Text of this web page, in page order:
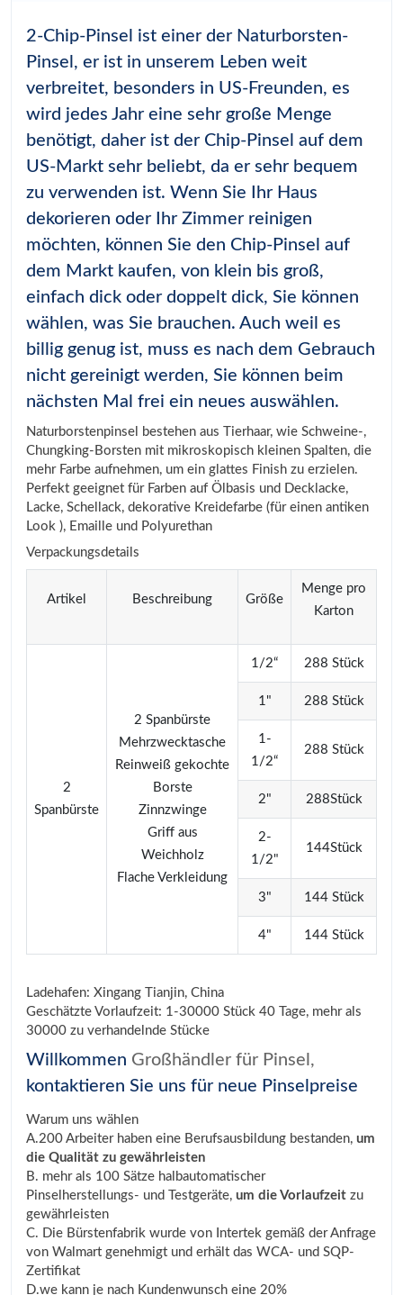
2-Chip-Pinsel ist einer der Naturborsten-
Pinsel, er ist in unserem Leben weit
verbreitet, besonders in US-Freunden, es
wird jedes Jahr eine sehr große Menge
benötigt, daher ist der Chip-Pinsel auf dem
US-Markt sehr beliebt, da er sehr bequem
zu verwenden ist. Wenn Sie Ihr Haus
dekorieren oder Ihr Zimmer reinigen
möchten, können Sie den Chip-Pinsel auf
dem Markt kaufen, von klein bis groß,
einfach dick oder doppelt dick, Sie können
wählen, was Sie brauchen. Auch weil es
billig genug ist, muss es nach dem Gebrauch
nicht gereinigt werden, Sie können beim
nächsten Mal frei ein neues auswählen.
Naturborstenpinsel bestehen aus Tierhaar, wie Schweine-,
Chungking-Borsten mit mikroskopisch kleinen Spalten, die
mehr Farbe aufnehmen, um ein glattes Finish zu erzielen.
Perfekt geeignet für Farben auf Ölbasis und Decklacke,
Lacke, Schellack, dekorative Kreidefarbe (für einen antiken
Look ), Emaille und Polyurethan
Verpackungsdetails
Artikel Beschreibung Größe
Menge pro
Karton
2
Spanbürste
2 Spanbürste
Mehrzwecktasche
Reinweiß gekochte
Borste
Zinnzwinge
Griff aus
Weichholz
Flache Verkleidung
1/2“ 288 Stück
1" 288 Stück
1-
1/2“
288 Stück
2" 288Stück
2-
1/2"
144Stück
3" 144 Stück
4" 144 Stück
Ladehafen: Xingang Tianjin, China
Geschätzte Vorlaufzeit: 1-30000 Stück 40 Tage, mehr als
30000 zu verhandelnde Stücke
Willkommen Großhändler für Pinsel,
kontaktieren Sie uns für neue Pinselpreise
Warum uns wählen
A.200 Arbeiter haben eine Berufsausbildung bestanden, um
die Qualität zu gewährleisten
B. mehr als 100 Sätze halbautomatischer
Pinselherstellungs- und Testgeräte, um die Vorlaufzeit zu
gewährleisten
C. Die Bürstenfabrik wurde von Intertek gemäß der Anfrage
von Walmart genehmigt und erhält das WCA- und SQP-
Zertifikat
D.we kann je nach Kundenwunsch eine 20%